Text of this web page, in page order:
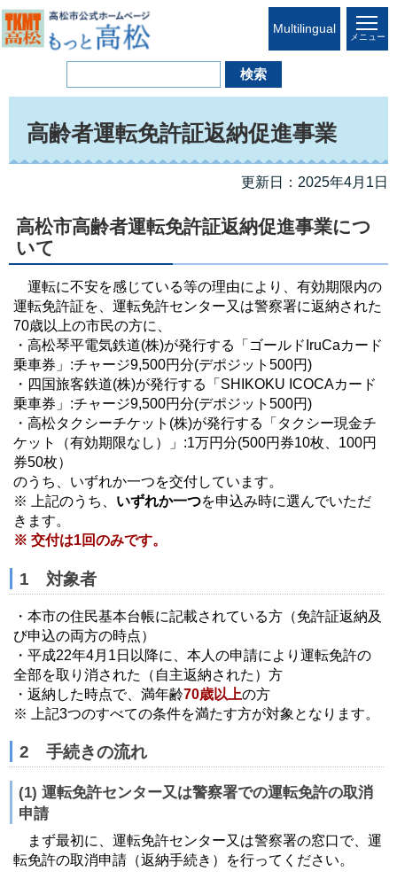
Multilingual
メニュー
高齢者運転免許証返納促進事業
更新日：2025年4月1日
高松市高齢者運転免許証返納促進事業につ
いて
運転に不安を感じている等の理由により、有効期限内の
運転免許証を、運転免許センター又は警察署に返納された
70歳以上の市民の方に、
・高松琴平電気鉄道(株)が発行する「ゴールドIruCaカード
乗車券」:チャージ9,500円分(デポジット500円)
・四国旅客鉄道(株)が発行する「SHIKOKU ICOCAカード
乗車券」:チャージ9,500円分(デポジット500円)
・高松タクシーチケット(株)が発行する「タクシー現金チ
ケット（有効期限なし）」:1万円分(500円券10枚、100円
券50枚）
のうち、いずれか一つを交付しています。
※ 上記のうち、 いずれか一つを申込み時に選んでいただ
きます。
※ 交付は1回のみです。
1 対象者
・本市の住民基本台帳に記載されている方（免許証返納及
び申込の両方の時点）
・平成22年4月1日以降に、本人の申請により運転免許の
全部を取り消された（自主返納された）方
・返納した時点で、満年齢70歳以上の方
※ 上記3つのすべての条件を満たす方が対象となります。
2 手続きの流れ
(1) 運転免許センター又は警察署での運転免許の取消
申請
まず最初に、運転免許センター又は警察署の窓口で、運
転免許の取消申請（返納手続き）を行ってください。